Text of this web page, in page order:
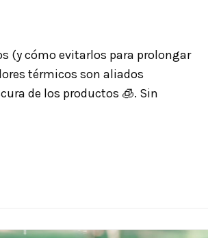
(y cómo evitarlos para prolongar
térmicos son aliados
de los productos 🧊. Sin